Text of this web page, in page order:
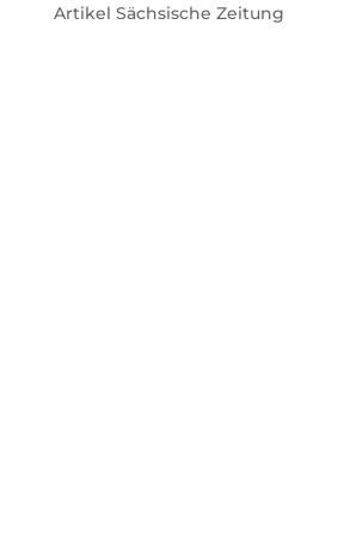
Artikel Sächsische Zeitung